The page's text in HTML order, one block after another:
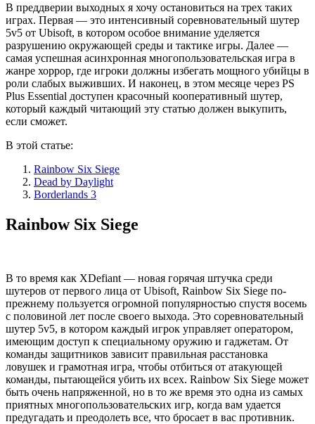
В преддверии выходных я хочу остановиться на трех таких
играх. Первая — это интенсивный соревновательный шутер
5v5 от Ubisoft, в котором особое внимание уделяется
разрушению окружающей среды и тактике игры. Далее —
самая успешная асинхронная многопользовательская игра в
жанре хоррор, где игроки должны избегать мощного убийцы в
роли слабых выживших. И наконец, в этом месяце через PS
Plus Essential доступен красочный кооперативный шутер,
который каждый читающий эту статью должен выкупить,
если сможет.
В этой статье:
Rainbow Six Siege
Dead by Daylight
Borderlands 3
Rainbow Six Siege
В то время как XDefiant — новая горячая штучка среди
шутеров от первого лица от Ubisoft, Rainbow Six Siege по-
прежнему пользуется огромной популярностью спустя восемь
с половиной лет после своего выхода. Это соревновательный
шутер 5v5, в котором каждый игрок управляет оператором,
имеющим доступ к специальному оружию и гаджетам. От
команды защитников зависит правильная расстановка
ловушек и грамотная игра, чтобы отбиться от атакующей
команды, пытающейся убить их всех. Rainbow Six Siege может
быть очень напряженной, но в то же время это одна из самых
приятных многопользовательских игр, когда вам удается
предугадать и преодолеть все, что бросает в вас противник.